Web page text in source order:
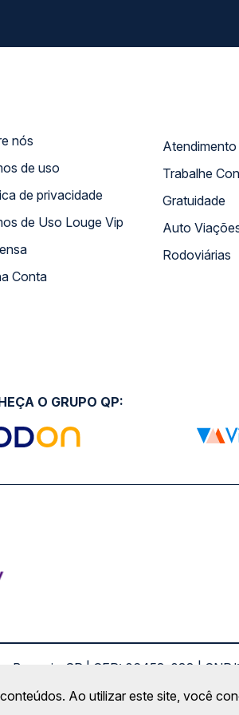
nós
Termos de uso
Política de privacidade
Termos de Uso Louge Vip
Minha Conta
Trabalhe
Gratuidade
Auto
Rodoviárias
O GRUPO QP:
Barueri - SP | CEP: 06453-038 |
© QueroPassagem.com.br
Ao utilizar este site, você